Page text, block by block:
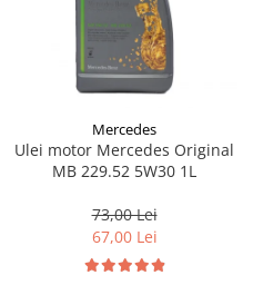
Filtru aer moto
Intretinere si curatare filtre moto
Intretinere moto
Curatare moto
Covor moto
Genti bagaje moto
Mercedes
Ulei motor Mercedes Original
MB 229.52 5W30 1L
73,00 Lei
67,00 Lei